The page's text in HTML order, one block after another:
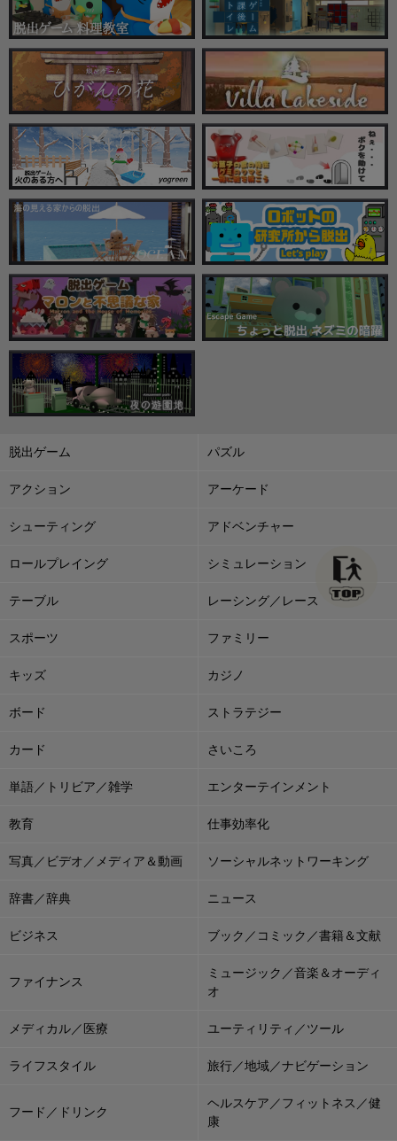
脱出ゲーム パズル
アクション アーケード
シューティング アドベンチャー
ロールプレイング シミュレーション
テーブル レーシング／レース
スポーツ ファミリー
キッズ カジノ
ボード ストラテジー
カード さいころ
単語／トリビア／雑学 エンターテインメント
教育 仕事効率化
写真／ビデオ／メディア＆動画 ソーシャルネットワーキング
辞書／辞典 ニュース
ビジネス ブック／コミック／書籍＆文献
ファイナンス
ミュージック／音楽＆オーディ
オ
メディカル／医療 ユーティリティ／ツール
ライフスタイル 旅行／地域／ナビゲーション
フード／ドリンク
ヘルスケア／フィットネス／健
康